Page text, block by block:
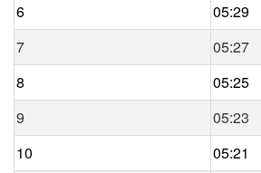
6
05:29
7
05:27
8
05:25
9
05:23
10
05:21